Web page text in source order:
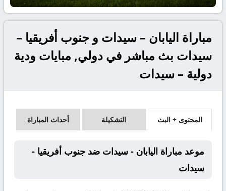
مباراة اليابان – سيدات و جنوب أفريقيا –
سيدات بث مباشر في دولي, مبايات ودية
دولية – سيدات
المحتوى + البث التشكيلة أحداث المباراة
موعد مباراة اليابان - سيدات ضد جنوب أفريقيا -
سيدات